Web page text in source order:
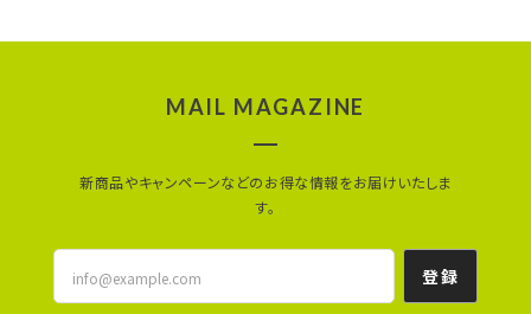
MAIL MAGAZINE
新商品やキャンペーンなどのお得な情報をお届けいたしま
す。
登録